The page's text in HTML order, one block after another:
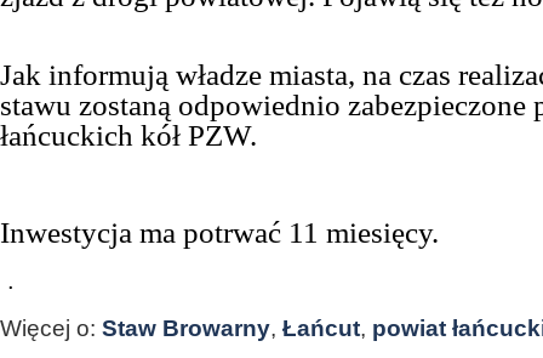
Jak informują władze miasta, na czas
stawu zostaną odpowiednio zabezpieczone
łańcuckich kół PZW.
Inwestycja ma potrwać 11 miesięcy.
.
Więcej o: Staw Browarny, Łańcut, powiat